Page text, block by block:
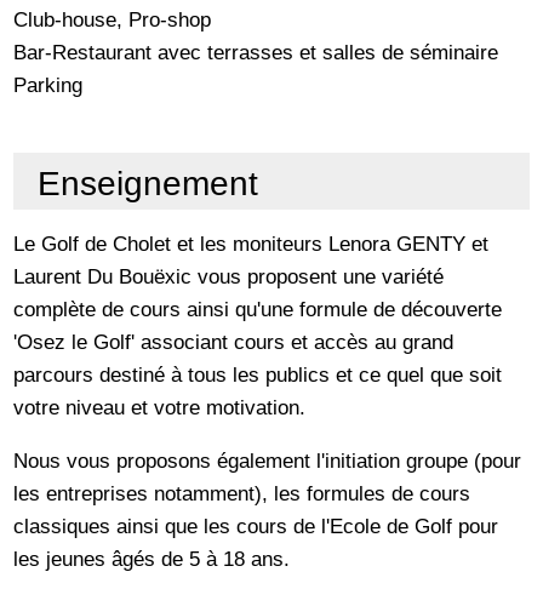
Club-house, Pro-shop
Bar-Restaurant avec terrasses et salles de séminaire
Parking
Enseignement
Le Golf de Cholet et les moniteurs Lenora GENTY et
Laurent Du Bouëxic vous proposent une variété
complète de cours ainsi qu'une formule de découverte
'Osez le Golf' associant cours et accès au grand
parcours destiné à tous les publics et ce quel que soit
votre niveau et votre motivation.
Nous vous proposons également l'initiation groupe (pour
les entreprises notamment), les formules de cours
classiques ainsi que les cours de l'Ecole de Golf pour
les jeunes âgés de 5 à 18 ans.